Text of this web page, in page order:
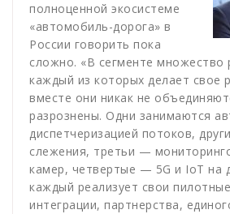
полноценной экосистеме
«автомобиль-дорога» в
России говорить пока
сложно. «В сегменте множество
каждый из которых делает свое
вместе они никак не
разрознены. Одни занимаются
диспетчеризацией потоков,
слежения, третьи —
камер, четвертые — 5G и IoT на
каждый реализует свои
интеграции, партнерства,